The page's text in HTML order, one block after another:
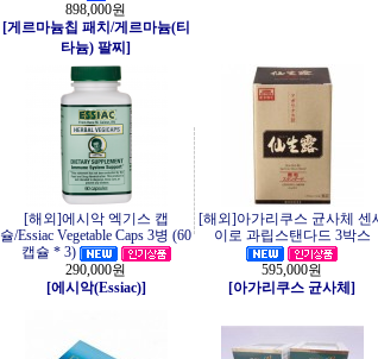
898,000원
[게르마늄칩 패치/게르마늄(티
타늄) 팔찌]
[해외]에시악 엑기스 캡
슐/Essiac Vegetable Caps 3병 (60
캡슐 * 3)
290,000원
[에시악(Essiac)]
[해외]아가리쿠스 균사체 센
이로 과립스탠다드 3박스
595,000원
[아가리쿠스 균사체]